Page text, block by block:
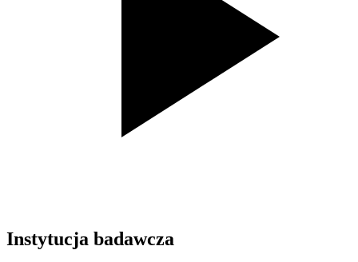
Instytucja badawcza